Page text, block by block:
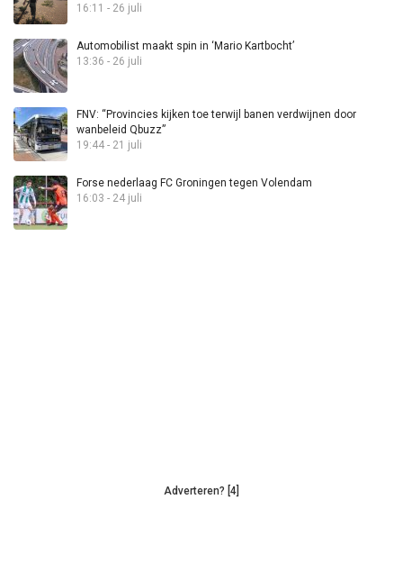
16:11 - 26 juli
Automobilist maakt spin in ‘Mario Kartbocht’
13:36 - 26 juli
FNV: “Provincies kijken toe terwijl banen verdwijnen door
wanbeleid Qbuzz”
19:44 - 21 juli
Forse nederlaag FC Groningen tegen Volendam
16:03 - 24 juli
Adverteren? [4]